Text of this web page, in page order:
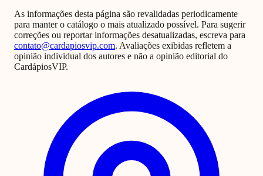
As informações desta página são revalidadas periodicamente
para manter o catálogo o mais atualizado possível. Para sugerir
correções ou reportar informações desatualizadas, escreva para
contato@cardapiosvip.com. Avaliações exibidas refletem a
opinião individual dos autores e não a opinião editorial do
CardápiosVIP.